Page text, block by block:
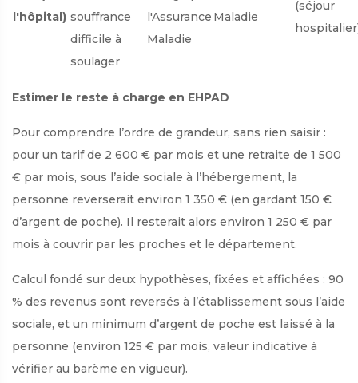
l'hôpital) souffrance
difficile à
soulager
l'Assurance
Maladie
Maladie
(séjour
Estimer le reste à charge en EHPAD
Pour comprendre l’ordre de grandeur, sans rien saisir :
pour un tarif de 2 600 € par mois et une retraite de 1 500
€ par mois, sous l’aide sociale à l’hébergement, la
personne reverserait environ 1 350 € (en gardant 150 €
d’argent de poche). Il resterait alors environ 1 250 € par
mois à couvrir par les proches et le département.
Calcul fondé sur deux hypothèses, fixées et affichées : 90
% des revenus sont reversés à l’établissement sous l’aide
sociale, et un minimum d’argent de poche est laissé à la
personne (environ 125 € par mois, valeur indicative à
vérifier au barème en vigueur).